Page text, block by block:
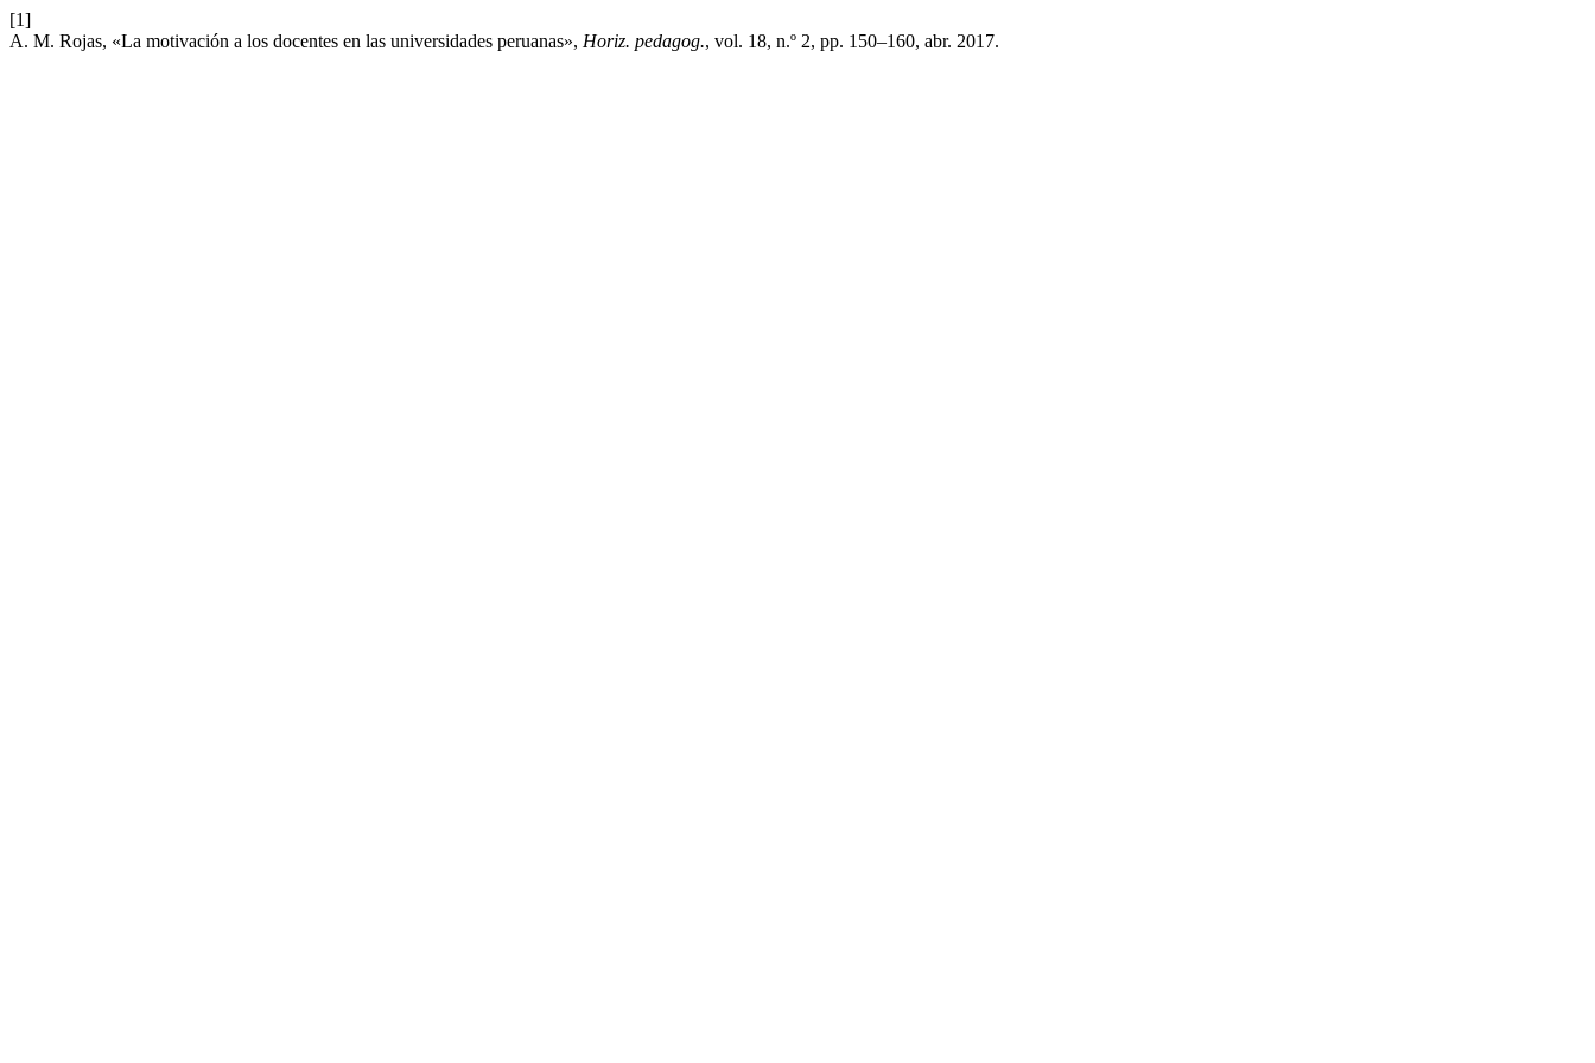
[1]
A. M. Rojas, «La motivación a los docentes en las universidades peruanas», Horiz. pedagog., vol. 18, n.º 2, pp. 150–160, abr. 2017.